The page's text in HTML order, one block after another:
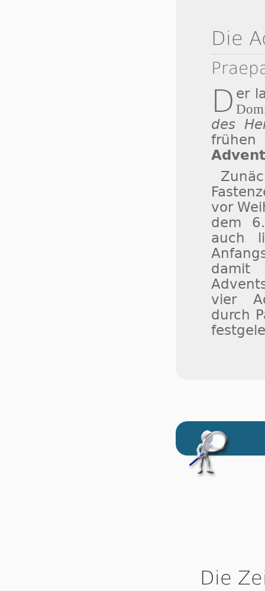
Die
D er
des
vor
dem
auch
damit
vier
durch
Die